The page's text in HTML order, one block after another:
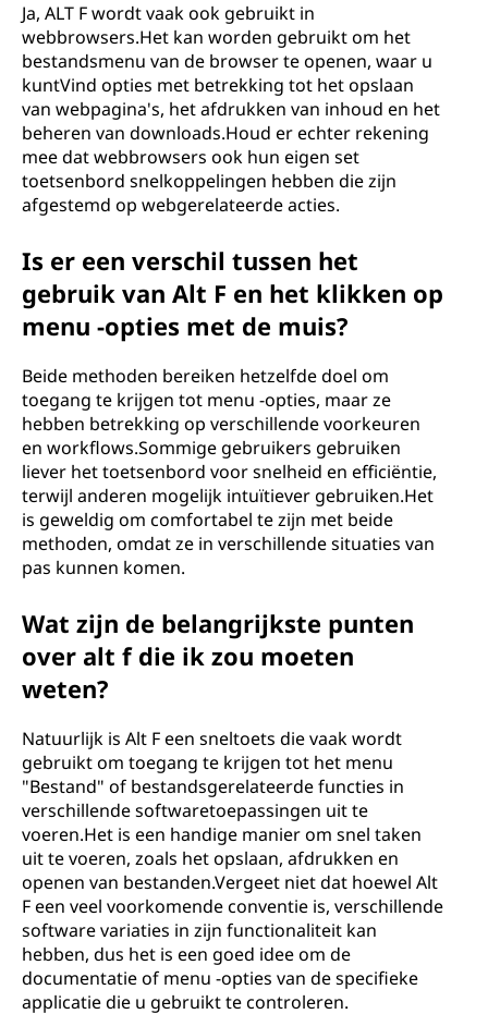
Ja, ALT F wordt vaak ook gebruikt in
webbrowsers.Het kan worden gebruikt om het
bestandsmenu van de browser te openen, waar u
kuntVind opties met betrekking tot het opslaan
van webpagina's, het afdrukken van inhoud en het
beheren van downloads.Houd er echter rekening
mee dat webbrowsers ook hun eigen set
toetsenbord snelkoppelingen hebben die zijn
afgestemd op webgerelateerde acties.
Is er een verschil tussen het
gebruik van Alt F en het klikken op
menu -opties met de muis?
Beide methoden bereiken hetzelfde doel om
toegang te krijgen tot menu -opties, maar ze
hebben betrekking op verschillende voorkeuren
en workflows.Sommige gebruikers gebruiken
liever het toetsenbord voor snelheid en efficiëntie,
terwijl anderen mogelijk intuïtiever gebruiken.Het
is geweldig om comfortabel te zijn met beide
methoden, omdat ze in verschillende situaties van
pas kunnen komen.
Wat zijn de belangrijkste punten
over alt f die ik zou moeten
weten?
Natuurlijk is Alt F een sneltoets die vaak wordt
gebruikt om toegang te krijgen tot het menu
"Bestand" of bestandsgerelateerde functies in
verschillende softwaretoepassingen uit te
voeren.Het is een handige manier om snel taken
uit te voeren, zoals het opslaan, afdrukken en
openen van bestanden.Vergeet niet dat hoewel Alt
F een veel voorkomende conventie is, verschillende
software variaties in zijn functionaliteit kan
hebben, dus het is een goed idee om de
documentatie of menu -opties van de specifieke
applicatie die u gebruikt te controleren.